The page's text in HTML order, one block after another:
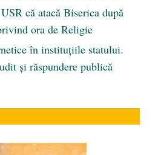
că atacă Biserica după
ora de Religie
în instituțiile statului.
și răspundere publică